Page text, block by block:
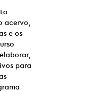
acervo,
e os
para